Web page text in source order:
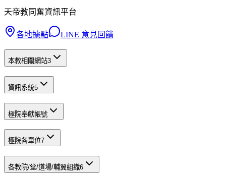
天帝教同奮資訊平台
各地據點 LINE 意見回饋
本教相關網站3
資訊系統5
極院奉獻帳號
極院各單位7
各教院/堂/道場/輔翼組織6